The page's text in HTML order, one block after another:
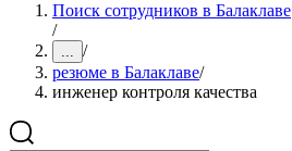
Поиск сотрудников в Балаклаве
/
... /
резюме в Балаклаве/
инженер контроля качества